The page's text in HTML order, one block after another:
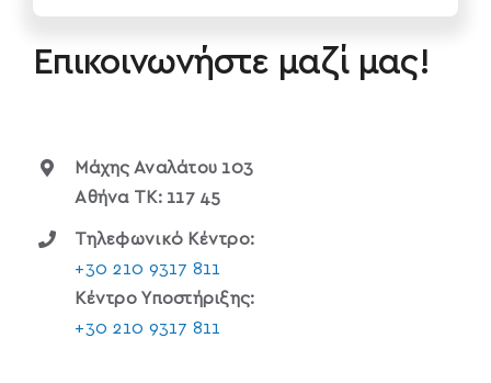
Επικοινωνήστε μαζί μας!
Μάχης Αναλάτου 103
Αθήνα TK: 117 45
Τηλεφωνικό Κέντρο:
+30 210 9317 811
Κέντρο Υποστήριξης:
+30 210 9317 811